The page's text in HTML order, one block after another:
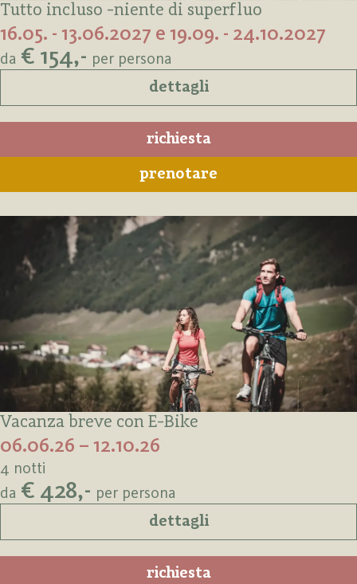
Tutto incluso -niente di superfluo
16.05. - 13.06.2027 e 19.09. - 24.10.2027
da € 154,- per persona
dettagli
richiesta
prenotare
Vacanza breve con E-Bike
06.06.26 – 12.10.26
4 notti
da € 428,- per persona
dettagli
richiesta